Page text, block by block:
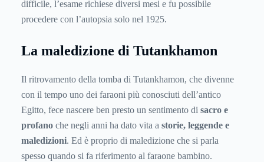
difficile, l’esame richiese diversi mesi e fu possibile
procedere con l’autopsia solo nel 1925.
La maledizione di Tutankhamon
Il ritrovamento della tomba di Tutankhamon, che divenne
con il tempo uno dei faraoni più conosciuti dell’antico
Egitto, fece nascere ben presto un sentimento di sacro e
profano che negli anni ha dato vita a storie, leggende e
maledizioni. Ed è proprio di maledizione che si parla
spesso quando si fa riferimento al faraone bambino.